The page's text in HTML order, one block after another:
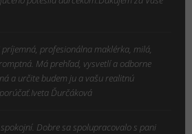
profesionálna maklérka, milá,
Má prehľad, vysvetlí a odborne
a určite budem ju a vašu realitnú
Ďurčáková
Dobre sa spolupracovalo s pani